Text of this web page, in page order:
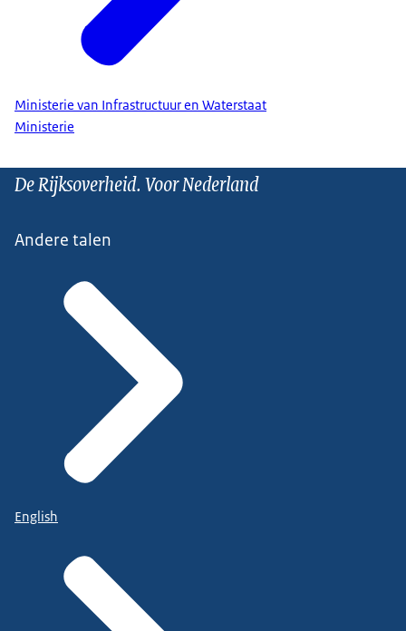
Ministerie van Infrastructuur en Waterstaat
Ministerie
De Rijksoverheid. Voor Nederland
Andere talen
English